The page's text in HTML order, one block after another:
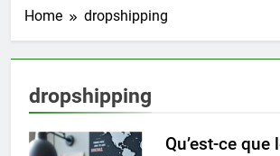
2 Semaines Ago
impact dans le
4 Mois Ago
Home dropshipping
dropshipping
Qu’est-ce que